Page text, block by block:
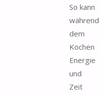
So kann
während
dem
Kochen
Energie
und
Zeit